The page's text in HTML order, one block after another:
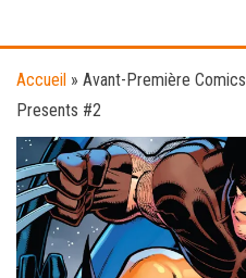
Accueil » Avant-Première
Presents #2